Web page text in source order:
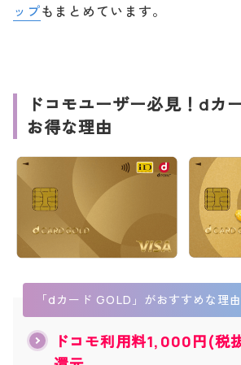
ップもまとめています。
ドコモユーザー必見！dカ
お得な理由
「dカード GOLD」がおすすめな理由
ドコモ利用料1,000円(税